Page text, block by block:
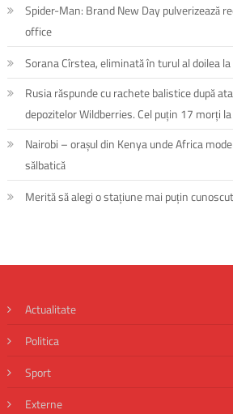
Spider-Man: Brand New Day pulverizează
office
Sorana Cîrstea, eliminată în turul al doilea
Rusia răspunde cu rachete balistice după
depozitelor Wildberries. Cel puțin 17 morți
Nairobi – orașul din Kenya unde Africa
sălbatică
Merită să alegi o stațiune mai puțin
Actualitate
Politica
Sport
Externe